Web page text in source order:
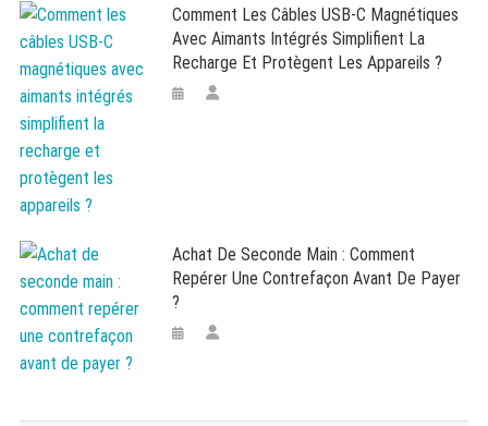
Comment Les Câbles USB-C Magnétiques
Avec Aimants Intégrés Simplifient La
Recharge Et Protègent Les Appareils ?
Achat De Seconde Main : Comment
Repérer Une Contrefaçon Avant De Payer
?